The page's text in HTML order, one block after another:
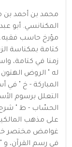
محمد بن أحمد بن
المكنانسي. أبو عبد
مؤرخ حاسب فقيه.
كتامة بمكناسة
زمنا في كتامة، واستقر
له " الروض
المباركة - خ " في
التعلل برسوم
الحسّاب - ط " شرح
على مذهب
غوامض مختصر
في رسم القرآن، و